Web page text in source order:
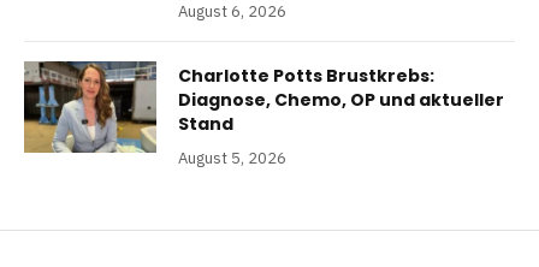
August 6, 2026
Charlotte Potts Brustkrebs:
Diagnose, Chemo, OP und aktueller
Stand
August 5, 2026